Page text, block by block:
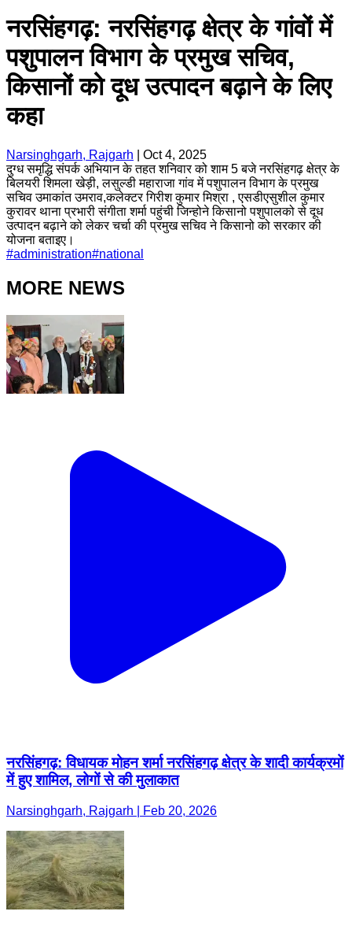
नरसिंहगढ़: नरसिंहगढ़ क्षेत्र के गांवों में
पशुपालन विभाग के प्रमुख सचिव,
किसानों को दूध उत्पादन बढ़ाने के लिए
कहा
Narsinghgarh, Rajgarh
Oct 4, 2025
दुग्ध समृद्धि संपर्क अभियान के तहत शनिवार को शाम 5 बजे नरसिंहगढ़ क्षेत्र के
बिलयरी शिमला खेड़ी, लसुल्डी महाराजा गांव में पशुपालन विभाग के प्रमुख
सचिव उमाकांत उमराव,कलेक्टर गिरीश कुमार मिश्रा , एसडीएसुशील कुमार
कुरावर थाना प्रभारी संगीता शर्मा पहुंची जिन्होने किसानो पशुपालको से दूध
उत्पादन बढ़ाने को लेकर चर्चा की प्रमुख सचिव ने किसानो को सरकार की
योजना बताइए।
#administration#national
MORE NEWS
नरसिंहगढ़: विधायक मोहन शर्मा नरसिंहगढ़ क्षेत्र के शादी कार्यक्रमों
में हुए शामिल, लोगों से की मुलाकात
Narsinghgarh, Rajgarh | Feb 20, 2026